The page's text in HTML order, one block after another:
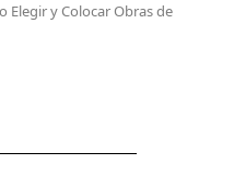
Elegir y Colocar Obras de